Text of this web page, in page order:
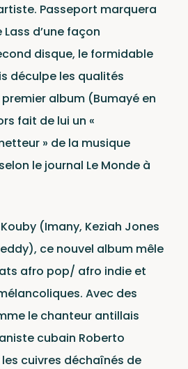
Passeport marquera
d’une façon
disque, le formidable
déculpe les qualités
album (Bumayé en
fait de lui un «
» de la musique
le journal Le Monde à
(Imany, Keziah Jones
ce nouvel album mêle
afro pop/ afro indie et
Avec des
le chanteur antillais
cubain Roberto
cuivres déchaînés de
reCAPTCHA et Google
et
.